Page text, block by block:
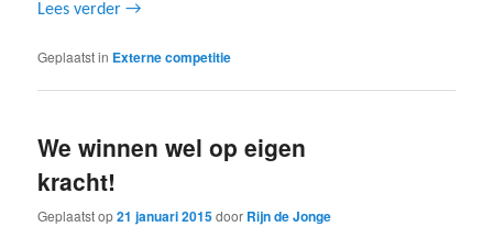
Lees verder→
Geplaatst in Externe competitie
We winnen wel op eigen
kracht!
Geplaatst op21 januari 2015door Rijn de Jonge